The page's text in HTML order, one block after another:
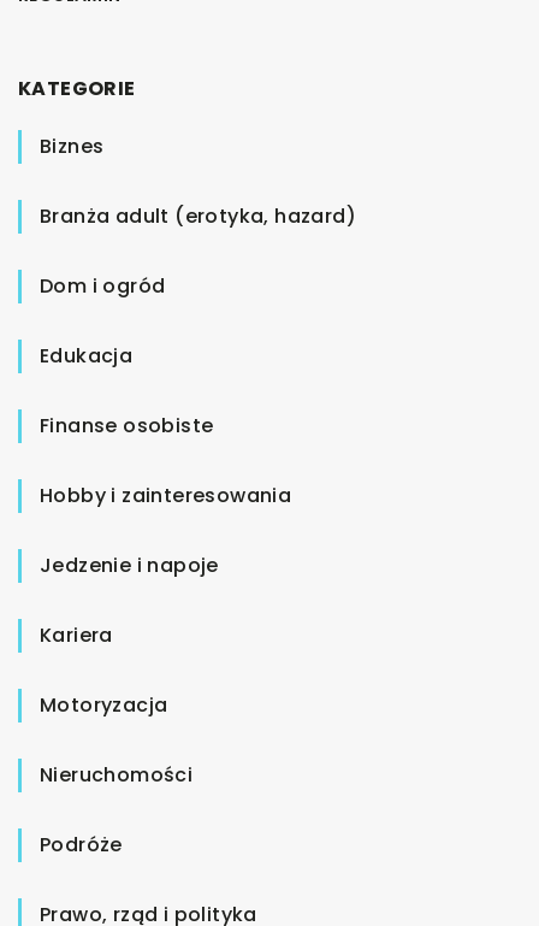
KATEGORIE
Biznes
Branża adult (erotyka, hazard)
Dom i ogród
Edukacja
Finanse osobiste
Hobby i zainteresowania
Jedzenie i napoje
Kariera
Motoryzacja
Nieruchomości
Podróże
Prawo, rząd i polityka